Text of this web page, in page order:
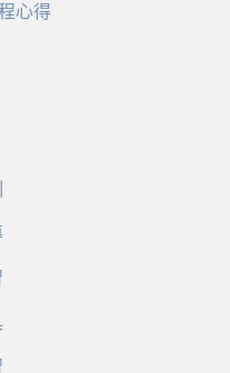
心得